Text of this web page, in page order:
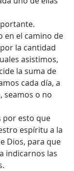
en el camino de
la cantidad
asistimos,
la suma de
cada día, a
seamos o no
por esto que
espíritu a la
Dios, para que
indicarnos las